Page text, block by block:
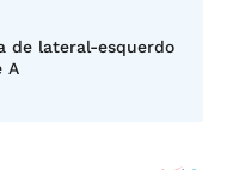
de lateral-esquerdo
A